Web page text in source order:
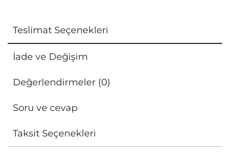
Teslimat Seçenekleri
İade ve Değişim
Değerlendirmeler (0)
Soru ve cevap
Taksit Seçenekleri